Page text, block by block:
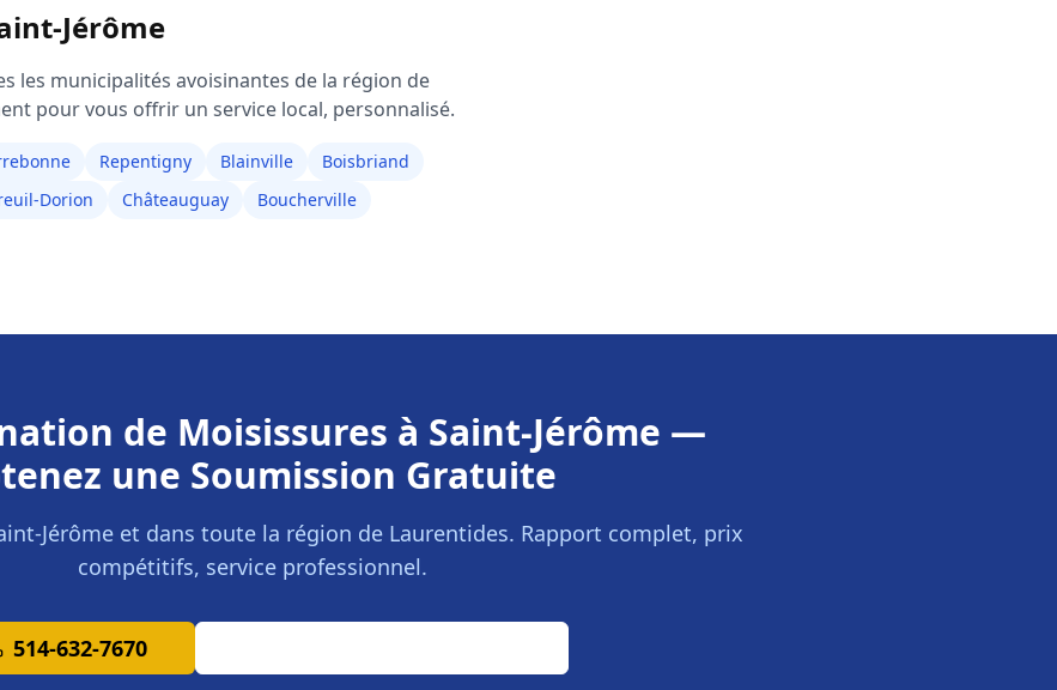
Jérôme
les municipalités avoisinantes de la région de
pour vous offrir un service local, personnalisé.
Repentigny Blainville
Boisbriand
Dorion Châteauguay
Boucherville
de Moisissures à Saint-Jérôme —
une Soumission Gratuite
Jérômeet dans toute la région de Laurentides. Rapport complet, prix
compétitifs, service professionnel.
514-632-7670